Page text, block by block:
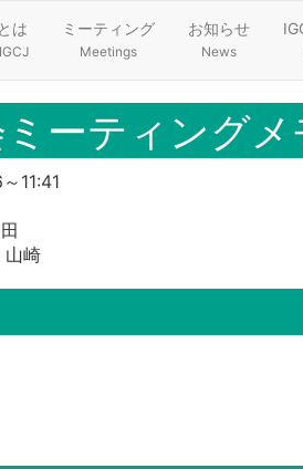
は ミーティング
Meetings
お知らせ
News
ーティング
11:41
崎